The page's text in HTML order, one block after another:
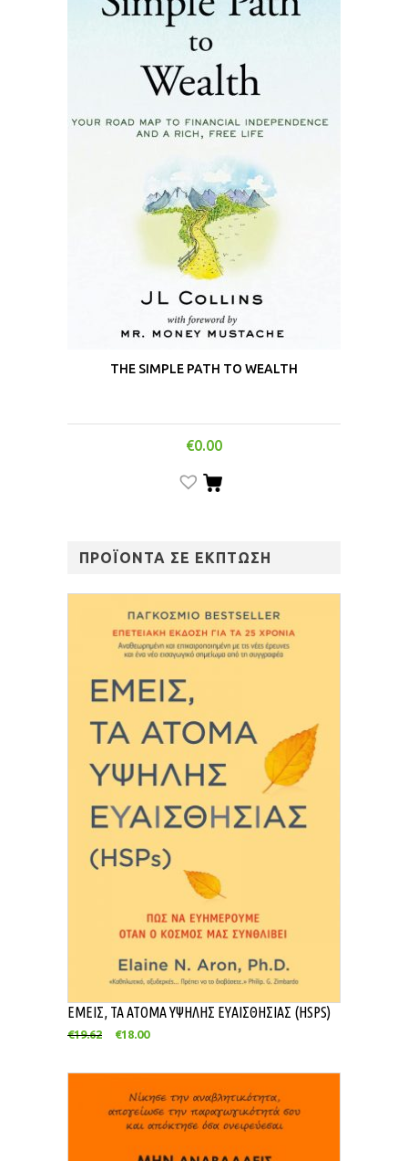
ΠΡΟΪΟΝΤΑ ΣΕ ΕΚΠΤΩΣΗ
ΕΜΕΙΣ, ΤΑ ΑΤΟΜΑ ΥΨΗΛΗΣ ΕΥΑΙΣΘΗΣΙΑΣ (HSPS)
€19.62 €18.00
THE SIMPLE PATH TO WEALTH
€0.00